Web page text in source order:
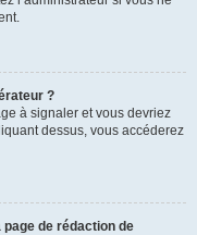
?
à signaler et vous devriez
dessus, vous accéderez
de rédaction de